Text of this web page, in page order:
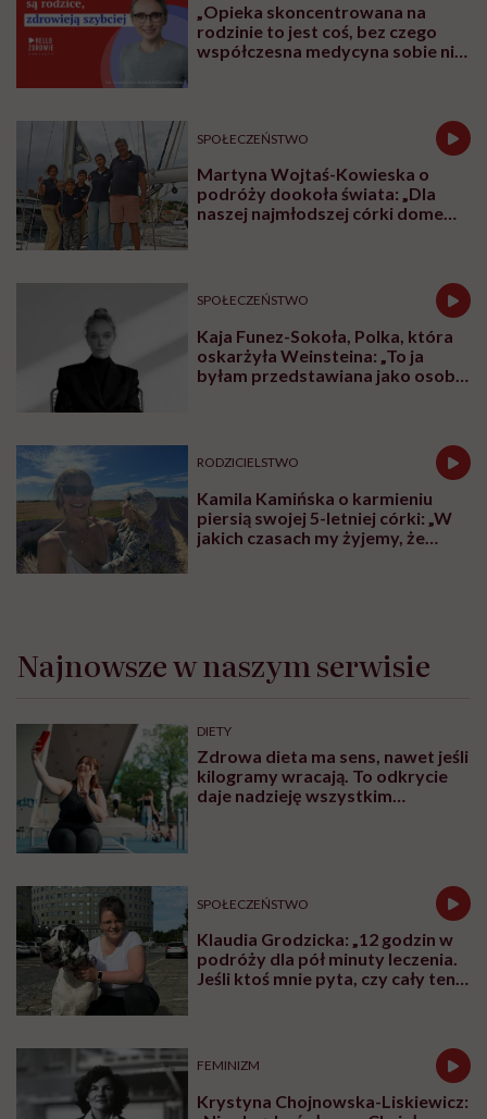
„Opieka skoncentrowana na
rodzinie to jest coś, bez czego
współczesna medycyna sobie nie
SPOŁECZEŃSTWO
Martyna Wojtaś-Kowieska o
podróży dookoła świata: „Dla
naszej najmłodszej córki domem
SPOŁECZEŃSTWO
Kaja Funez-Sokoła, Polka, która
oskarżyła Weinsteina: „To ja
byłam przedstawiana jako osoba,
RODZICIELSTWO
Kamila Kamińska o karmieniu
piersią swojej 5-letniej córki: „W
jakich czasach my żyjemy, że
Najnowsze w naszym serwisie
DIETY
Zdrowa dieta ma sens, nawet jeśli
kilogramy wracają. To odkrycie
daje nadzieję wszystkim
SPOŁECZEŃSTWO
Klaudia Grodzicka: „12 godzin w
podróży dla pół minuty leczenia.
Jeśli ktoś mnie pyta, czy cały ten
FEMINIZM
Krystyna Chojnowska-Liskiewicz: